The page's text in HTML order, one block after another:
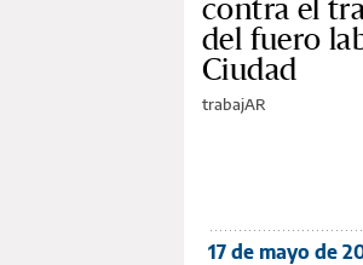
contra el
del fuero
Ciudad
trabajAR
17 de mayo de